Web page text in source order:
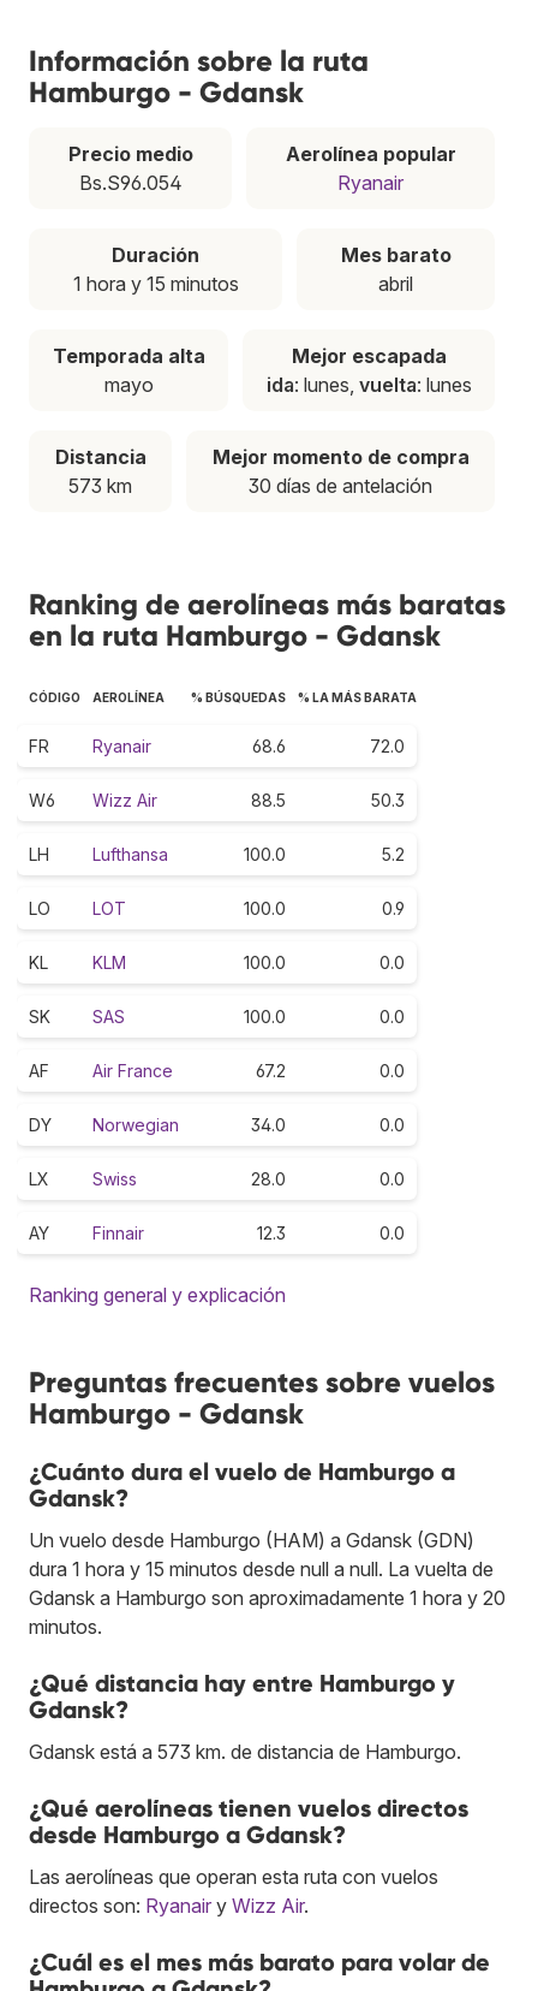
Información sobre la ruta
Hamburgo - Gdansk
Precio medio
Bs.S96.054
Aerolínea popular
Ryanair
Duración
1 hora y 15 minutos
Mes barato
abril
Temporada alta
mayo
Mejor escapada
ida: lunes, vuelta: lunes
Distancia
573 km
Mejor momento de compra
30 días de antelación
Ranking de aerolíneas más baratas
en la ruta Hamburgo - Gdansk
CÓDIGO AEROLÍNEA % BÚSQUEDAS % LA MÁS BARATA
FR Ryanair 68.6 72.0
W6 Wizz Air 88.5 50.3
LH Lufthansa 100.0 5.2
LO LOT 100.0 0.9
KL KLM 100.0 0.0
SK SAS 100.0 0.0
AF Air France 67.2 0.0
DY Norwegian 34.0 0.0
LX Swiss 28.0 0.0
AY Finnair 12.3 0.0
Ranking general y explicación
Preguntas frecuentes sobre vuelos
Hamburgo - Gdansk
¿Cuánto dura el vuelo de Hamburgo a
Gdansk?
Un vuelo desde Hamburgo (HAM) a Gdansk (GDN)
dura 1 hora y 15 minutos desde null a null. La vuelta de
Gdansk a Hamburgo son aproximadamente 1 hora y 20
minutos.
¿Qué distancia hay entre Hamburgo y
Gdansk?
Gdansk está a 573 km. de distancia de Hamburgo.
¿Qué aerolíneas tienen vuelos directos
desde Hamburgo a Gdansk?
Las aerolíneas que operan esta ruta con vuelos
directos son: Ryanair y Wizz Air.
¿Cuál es el mes más barato para volar de